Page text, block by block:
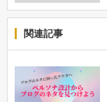
関連記事